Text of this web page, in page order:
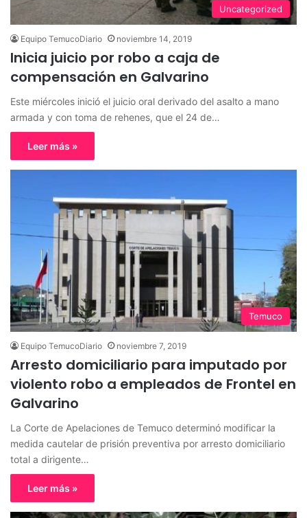
Uncategorized
Equipo TemucoDiario noviembre 14, 2019
Inicia juicio por robo a caja de
compensación en Galvarino
Este miércoles inició el juicio oral derivado del asalto a mano
armada y con toma de rehenes, que el 24 de…
Leer más »
Temuco
Equipo TemucoDiario noviembre 7, 2019
Arresto domiciliario para imputado por
violento robo a empleados de Frontel en
Galvarino
La Corte de Apelaciones de Temuco determinó modificar la
medida cautelar de prisión preventiva por arresto domiciliario
total a dirigente…
Leer más »